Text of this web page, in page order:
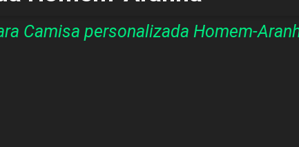
Camisa personalizada Homem-